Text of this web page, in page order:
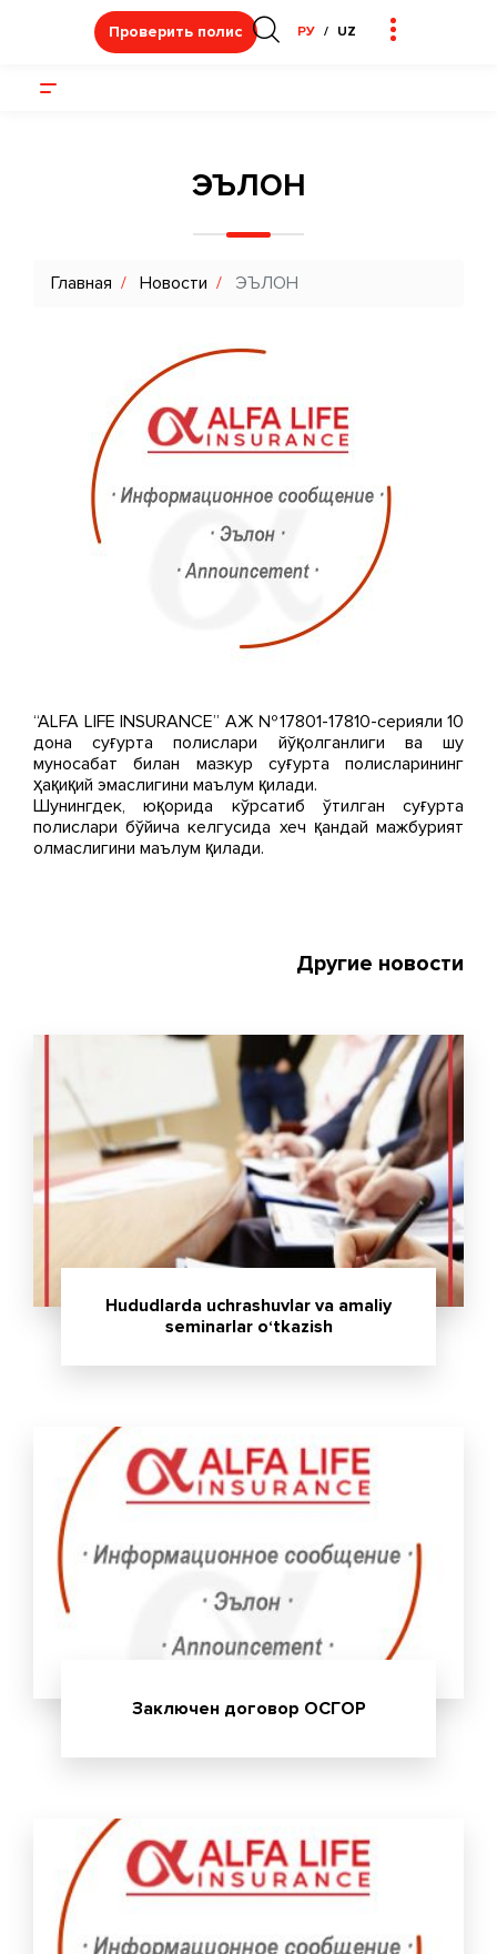
Проверить полис РУ UZ
ЭЪЛОН
Главная Новости ЭЪЛОН
“ALFA LIFE INSURANCE” АЖ №17801-17810-серияли 10
дона суғурта полислари йўқолганлиги ва шу
муносабат билан мазкур суғурта полисларининг
ҳақиқий эмаслигини маълум қилади.
Шунингдек, юқорида кўрсатиб ўтилган суғурта
полислари бўйича келгусида хеч қандай мажбурият
олмаслигини маълум қилади.
Другие новости
Hududlarda uchrashuvlar va amaliy
seminarlar o‘tkazish
Заключен договор ОСГОР